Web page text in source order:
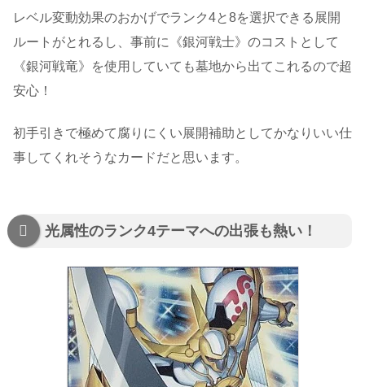
レベル変動効果のおかげでランク4と8を選択できる展開
ルートがとれるし、事前に《銀河戦士》のコストとして
《銀河戦竜》を使用していても墓地から出てこれるので超
安心！
初手引きで極めて腐りにくい展開補助としてかなりいい仕
事してくれそうなカードだと思います。
光属性のランク4テーマへの出張も熱い！